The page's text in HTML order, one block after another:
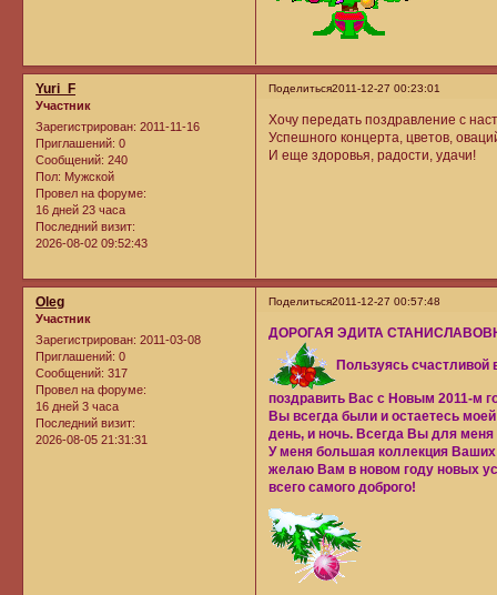
Поделиться2011-12-27 00:23:01
Yuri_F
Участник
Зарегистрирован: 2011-11-16
Приглашений: 0
Сообщений: 240
Пол: Мужской
Провел на форуме:
16 дней 23 часа
Последний визит:
2026-08-02 09:52:43
Хочу передать поздравление с
Успешного концерта, цветов,
И еще здоровья, радости, удачи!
Поделиться2011-12-27 00:57:48
Oleg
Участник
Зарегистрирован: 2011-03-08
Приглашений: 0
Сообщений: 317
Провел на форуме:
16 дней 3 часа
Последний визит:
2026-08-05 21:31:31
ДОРОГАЯ ЭДИТА
Пользуясь
поздравить Вас с Новым 2011-м
Вы всегда были и остаетесь
день, и ночь. Всегда Вы для
У меня большая коллекция
желаю Вам в новом году новых
всего самого доброго!